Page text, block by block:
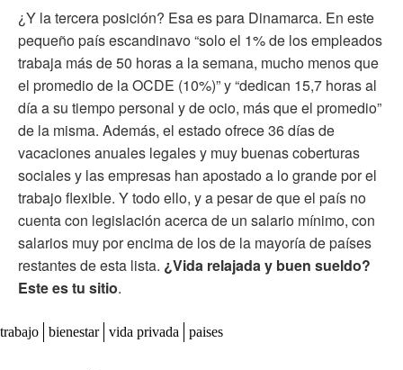
¿Y la tercera posición? Esa es para Dinamarca. En este
pequeño país escandinavo “solo el 1% de los empleados
trabaja más de 50 horas a la semana, mucho menos que
el promedio de la OCDE (10%)” y “dedican 15,7 horas al
día a su tiempo personal y de ocio, más que el promedio”
de la misma. Además, el estado ofrece 36 días de
vacaciones anuales legales y muy buenas coberturas
sociales y las empresas han apostado a lo grande por el
trabajo flexible. Y todo ello, y a pesar de que el país no
cuenta con legislación acerca de un salario mínimo, con
salarios muy por encima de los de la mayoría de países
restantes de esta lista. ¿Vida relajada y buen sueldo?
Este es tu sitio.
trabajo bienestar vida privada paises